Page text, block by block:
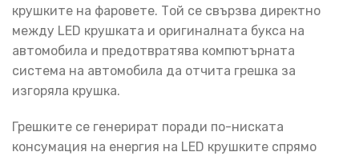
крушките на фаровете. Той се свързва директно
между LED крушката и оригиналната букса на
автомобила и предотвратява компютърната
система на автомобила да отчита грешка за
изгоряла крушка.
Грешките се генерират поради по-ниската
консумация на енергия на LED крушките спрямо